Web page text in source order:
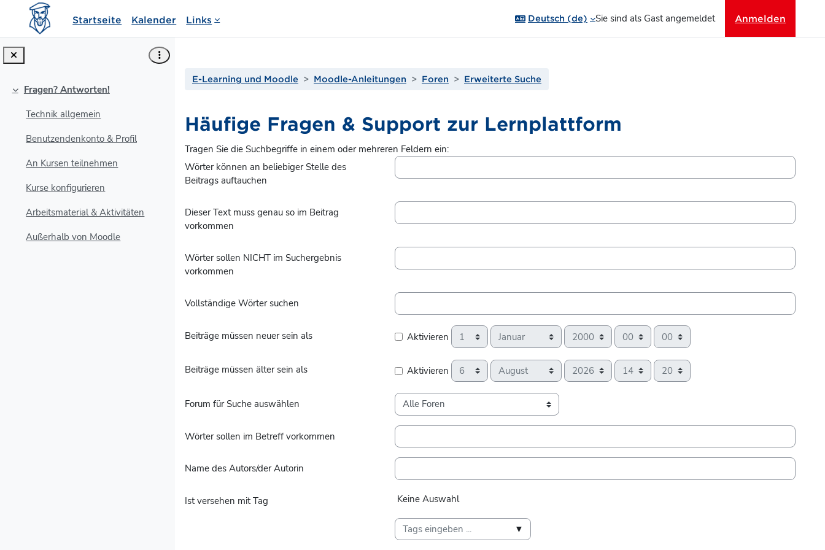
Zum Hauptinhalt
Startseite Kalender Links Deutsch ‎(de)‎ Sie sind als Gast angemeldet Anmelden
Einklappen
Fragen? Antworten!
Technik allgemein
Benutzendenkonto & Profil
An Kursen teilnehmen
Kurse konfigurieren
Arbeitsmaterial & Aktivitäten
Außerhalb von Moodle
E-Learning und Moodle Moodle-Anleitungen Foren Erweiterte Suche
Häufige Fragen & Support zur Lernplattform
Tragen Sie die Suchbegriffe in einem oder mehreren Feldern ein:
Wörter können an beliebiger Stelle des
Beitrags auftauchen
Dieser Text muss genau so im Beitrag
vorkommen
Wörter sollen NICHT im Suchergebnis
vorkommen
Vollständige Wörter suchen
Beiträge müssen neuer sein als Aktivieren Tag Monat Jahr Stunde Minute
Beiträge müssen älter sein als Aktivieren Tag Monat Jahr Stunde Minute
Forum für Suche auswählen
Wörter sollen im Betreff vorkommen
Name des Autors/der Autorin
Ist versehen mit Tag Ausgewählte Elemente:
Keine Auswahl
▼